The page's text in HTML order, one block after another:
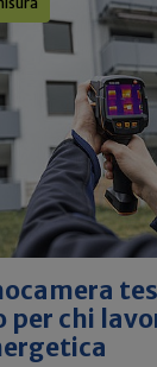
per chi